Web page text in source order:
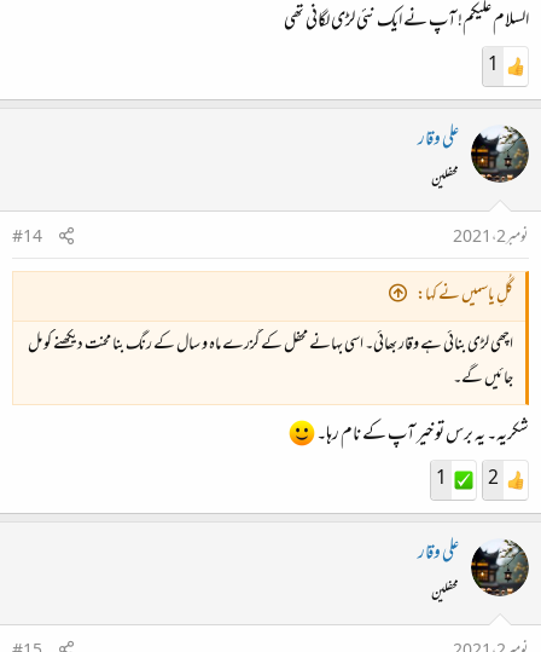
السلام علیکم! آپ نے ایک نئی لڑی لگانی تھی
1
علی وقار
محفلین
نومبر 2، 2021
#14
گُلِ یاسمیں نے کہا:
اچھی لڑی بنائی ہے وقار بھائی۔ اسی بہانے محفل کے گزرے ماہ و سال کے رنگ بنا محنت دیکھنے کو مل
جائیں گے۔
شکریہ۔ یہ برس تو خیر آپ کے نام رہا۔
2
1
علی وقار
محفلین